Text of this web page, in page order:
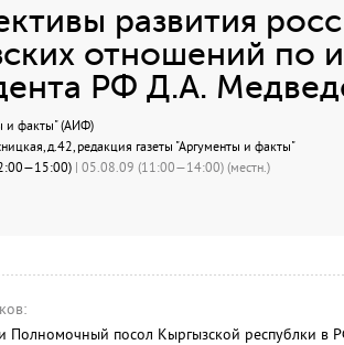
развития
отношений по
РФ Д.А.
и факты" (АИФ)
д.42, редакция газеты "Аргументы и факты"
| 05.08.09 (11:00—14:00) (местн.)
Полномочный посол Кыргызской республки в